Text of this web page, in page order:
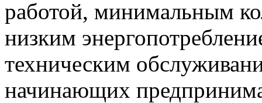
работой, минимальным
низким
техническим
начинающих